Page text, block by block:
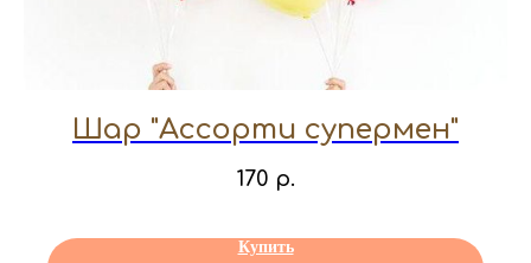
Шар "Ассорти супермен"
170 р.
Купить